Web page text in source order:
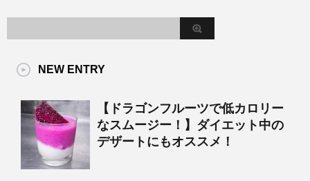
NEW ENTRY
【ドラゴンフルーツで低カロリー
なスムージー！】ダイエット中の
デザートにもオススメ！